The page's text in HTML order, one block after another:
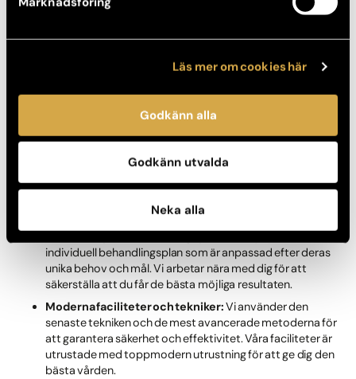
Läs mer om cookies här
Godkänn alla
Godkänn utvalda
Neka alla
För att säkerställa bästa möjliga resultat är det viktigt att följa
balanserad kost och regelbunden motion. Våra experter på
bibehålla dina resultat på lång sikt.
Varför välja Akademikliniken?
Erfarna kirurger:Våra kirurger har lång erfarenhet och
hundratals ingrepp med utmärkta resultat.
individuell behandlingsplan som är anpassad efter deras
unika behov och mål. Vi arbetar nära med dig för att
säkerställa att du får de bästa möjliga resultaten.
Moderna faciliteter och tekniker:Vi använder den
senaste tekniken och de mest avancerade metoderna för
att garantera säkerhet och effektivitet. Våra faciliteter är
utrustade med toppmodern utrustning för att ge dig den
bästa vården.